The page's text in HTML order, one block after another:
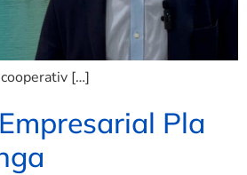
[…]
Pla